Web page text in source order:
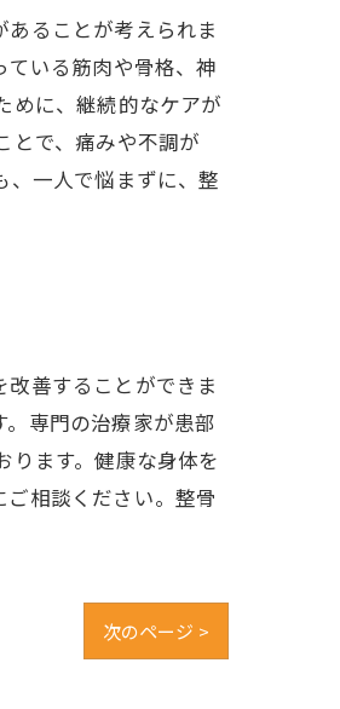
ることが考えられま
いる筋肉や骨格、神
めに、継続的なケアが
とで、痛みや不調が
、一人で悩まずに、整
善することができま
専門の治療家が患部
ります。健康な身体を
相談ください。整骨
次のページ >